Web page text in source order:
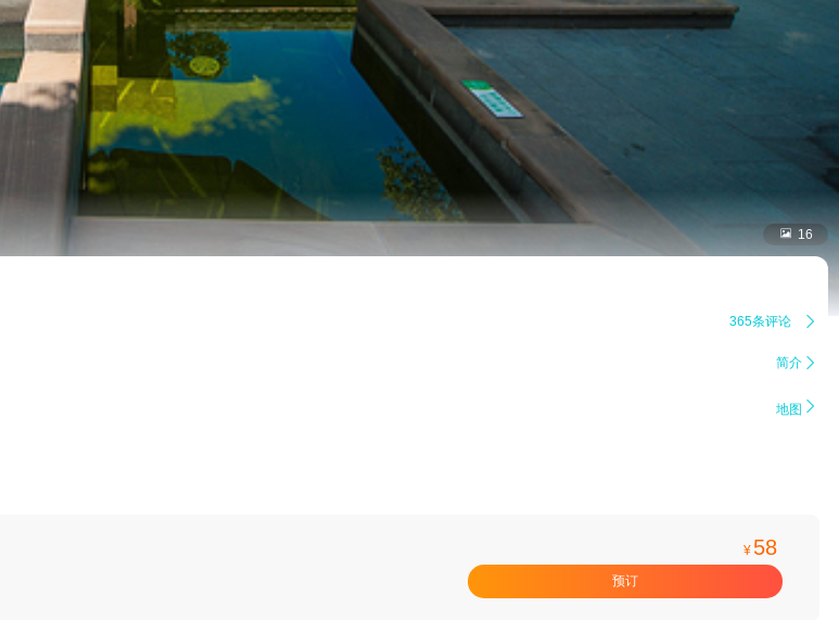
 16
365条评论 
简介 
地图 
¥ 58
预订